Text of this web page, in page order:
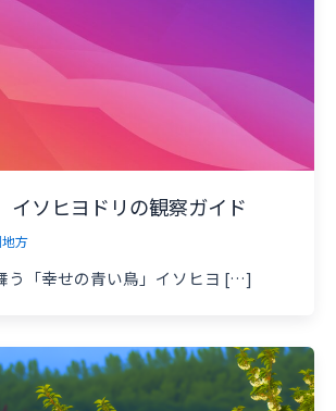
イソヒヨドリの観察ガイド
方
う「幸せの青い鳥」イソヒヨ […]